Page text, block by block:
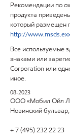
Рекомендации по
продукта
который размещен
http://
Все используемые
знаками или
Corporation или
иное.
08-2023
ООО «Мобил Ойл
Новинский
+ 7 (495) 232 22 23